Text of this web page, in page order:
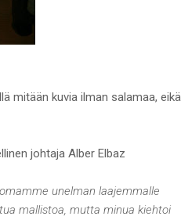
mitään kuvia ilman salamaa, eikä
johtaja Alber Elbaz
unelman laajemmalle
mallistoa, mutta minua kiehtoi